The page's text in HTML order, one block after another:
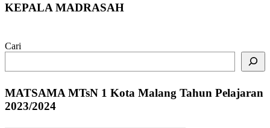
KEPALA MADRASAH
Cari
MATSAMA MTsN 1 Kota Malang Tahun Pelajaran
2023/2024